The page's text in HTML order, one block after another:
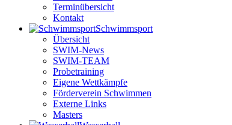
Terminübersicht
Kontakt
Schwimm­sport
Übersicht
SWIM-News
SWIM-TEAM
Probe­training
Eigene Wettkämpfe
Förderverein Schwimmen
Externe Links
Masters